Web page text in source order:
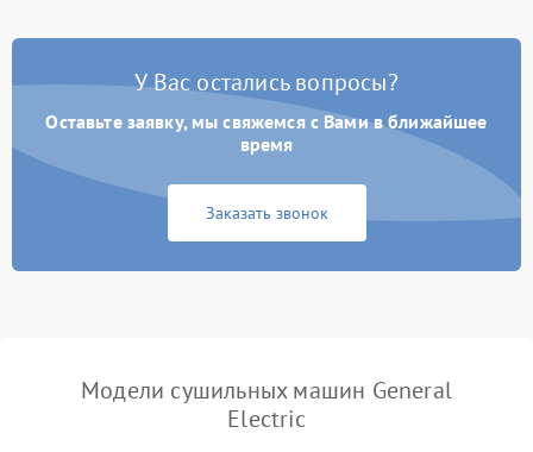
Проблемы с блоком
1800 ₽ Подробнее →
Не завершает программу Подробнее →
1500 ₽ Подробнее →
У Вас остались вопросы?
Оставьте заявку, мы свяжемся с Вами в ближайшее
время
Заказать звонок
Модели сушильных машин General
Electric